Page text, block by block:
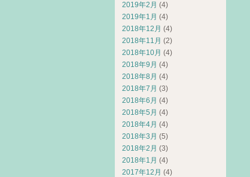
2019年2月 (4)
2019年1月 (4)
2018年12月 (4)
2018年11月 (2)
2018年10月 (4)
2018年9月 (4)
2018年8月 (4)
2018年7月 (3)
2018年6月 (4)
2018年5月 (4)
2018年4月 (4)
2018年3月 (5)
2018年2月 (3)
2018年1月 (4)
2017年12月 (4)